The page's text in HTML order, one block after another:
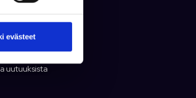
evästeet
uutuuksista